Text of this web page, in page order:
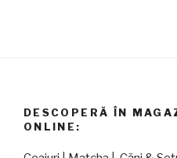
DESCOPERĂ ÎN
ONLINE: